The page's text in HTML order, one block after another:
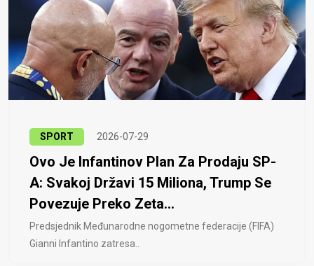
SPORT 2026-07-29
Ovo Je Infantinov Plan Za Prodaju SP-
A: Svakoj Državi 15 Miliona, Trump Se
Povezuje Preko Zeta...
Predsjednik Međunarodne nogometne federacije (FIFA)
Gianni Infantino zatresa..